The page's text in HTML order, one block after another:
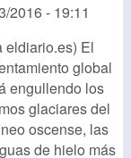
2016 - 19:11
eldiario.es) El
global
engullendo los
glaciares del
oscense, las
de hielo más